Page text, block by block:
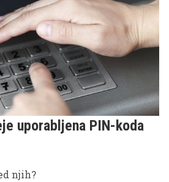
članku bomo raziskali
njegove simbole in običaje,
ter kako ga praznujemo v
uporabljena PIN-koda
njih?